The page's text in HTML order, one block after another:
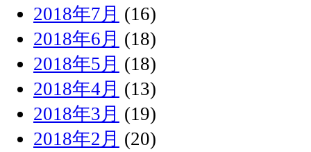
2018年7月 (16)
2018年6月 (18)
2018年5月 (18)
2018年4月 (13)
2018年3月 (19)
2018年2月 (20)